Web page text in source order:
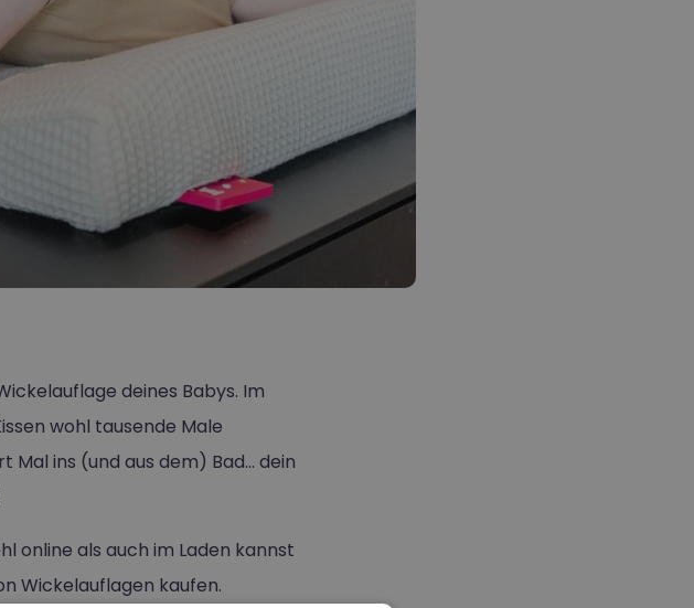
deines Babys. Im
wohl tausende Male
Mal ins (und aus dem) Bad… dein
online als auch im Laden kannst
Wickelauflagen kaufen.